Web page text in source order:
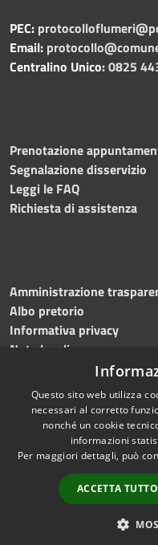
PEC:
Email:
Centralino Unico:0825
Prenotazione
Segnalazione disservizio
Leggi le FAQ
Richiesta di assistenza
Amministrazione
Albo pretorio
Informativa privacy
Note legali
Dichiarazione di
Accessibilità
Questo sito web utilizza
necessari al corretto
nonché un cookie
informazioni
Per maggiori dettagli, può
ACCETTA TUTTO